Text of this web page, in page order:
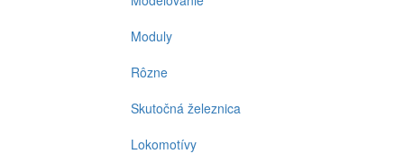
Moduly
Rôzne
Skutočná železnica
Lokomotívy